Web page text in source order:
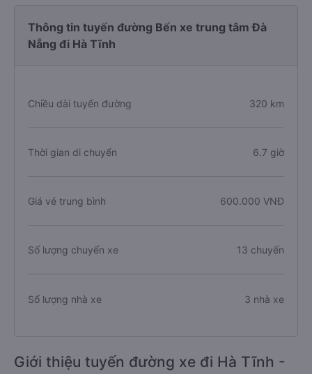
Thông tin tuyến đường Bến xe trung tâm Đà
Nẵng đi Hà Tĩnh
Chiều dài tuyến đường 320 km
Thời gian di chuyển 6.7 giờ
Giá vé trung bình 600.000 VNĐ
Số lượng chuyến xe 13 chuyến
Số lượng nhà xe 3 nhà xe
Giới thiệu tuyến đường xe đi Hà Tĩnh -